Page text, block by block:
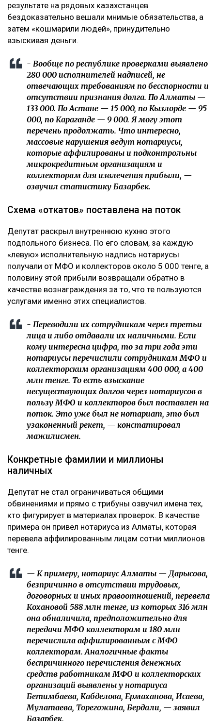
результате на рядовых казахстанцев
бездоказательно вешали мнимые обязательства, а
затем «кошмарили людей», принудительно
взыскивая деньги.
- Вообще по республике проверками выявлено
280 000 исполнителей надписей, не
отвечающих требованиям по бесспорности и
отсутствии признания долга. По Алматы —
133 000. По Астане — 15 000, по Кызлорде — 95
000, по Караганде — 9 000. Я могу этот
перечень продолжать. Что интересно,
массовые нарушения ведут нотариусы,
которые аффилированы и подконтрольны
микрокредитным организациям и
коллекторам для извлечения прибыли, —
озвучил статистику Базарбек.
Схема «откатов» поставлена на поток
Депутат раскрыл внутреннюю кухню этого
подпольного бизнеса. По его словам, за каждую
«левую» исполнительную надпись нотариусы
получали от МФО и коллекторов около 5 000 тенге, а
половину этой прибыли возвращали обратно в
качестве вознаграждения за то, что те пользуются
услугами именно этих специалистов.
- Переводили их сотрудникам через третьи
лица и либо отдавали их наличными. Если
кому интересна цифра, то за три года эти
нотариусы перечислили сотрудникам МФО и
коллекторским организациям 400 000, а 400
млн тенге. То есть взыскание
несуществующих долгов через нотариусов в
пользу МФО и коллекторов был поставлен на
поток. Это уже был не нотариат, это был
узаконенный рекет, — констатировал
мажилисмен.
Конкретные фамилии и миллионы
наличных
Депутат не стал ограничиваться общими
обвинениями и прямо с трибуны озвучил имена тех,
кто фигурирует в материалах проверок. В качестве
примера он привел нотариуса из Алматы, которая
перевела аффилированным лицам сотни миллионов
тенге.
— К примеру, нотариус Алматы — Дарысова,
безпричинно в отсутствии трудовых,
договорных и иных правоотношений, перевела
Кохановой 588 млн тенге, из которых 316 млн
она обналичила, предположительно для
передачи МФО коллекторам и 180 млн
перечислила аффилированным с МФО
коллекторам. Аналогичные факты
беспричинного перечисления денежных
средств работникам МФО и коллекторских
организаций выявлены у нотариуса
Бетимбаева, Кабделова, Ермаханова, Исаева,
Мулатаева, Торегожина, Бердали, — заявил
Базарбек.